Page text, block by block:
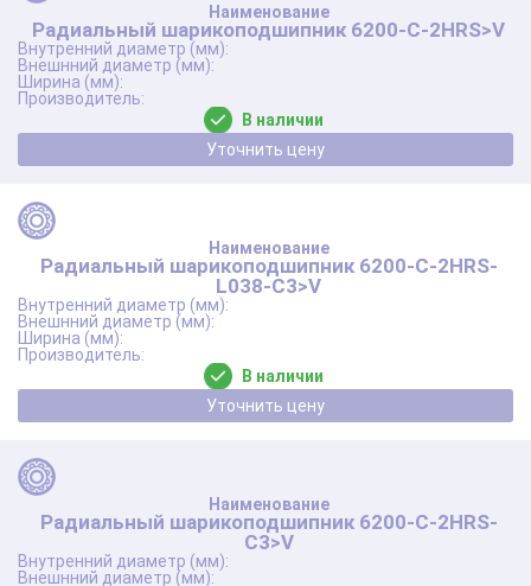
Радиальный шарикоподшипник 6200-C-2HRS>V
В наличии
Уточнить цену
Радиальный шарикоподшипник 6200-C-2HRS-
L038-C3>V
В наличии
Уточнить цену
Радиальный шарикоподшипник 6200-C-2HRS-
C3>V